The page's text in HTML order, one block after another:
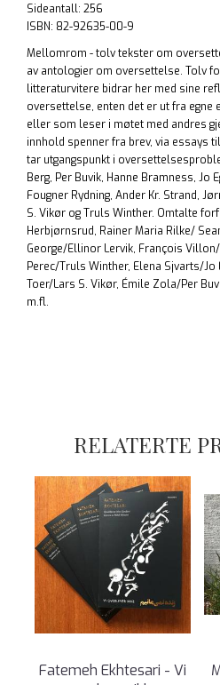
Sideantall: 256
ISBN: 82-92635-00-9
Mellomrom - tolv tekster om
av antologier om oversettelse. Tolv
litteraturvitere bidrar her med sine
oversettelse, enten det er ut fra
eller som leser i møtet med andres
innhold spenner fra brev, via essays
tar utgangspunkt i
Berg, Per Buvik, Hanne Bramness, Jo
Fougner Rydning, Ander Kr. Strand,
S. Vikør og Truls Winther. Omtalte
Herbjørnsrud, Rainer Maria Rilke/
George/Ellinor Lervik, François
Perec/Truls Winther, Elena Sjvarts/Jo
Toer/Lars S. Vikør, Émile Zola/Per
m.fl.
RELATERTE
Fatemeh Ekhtesari - Vi